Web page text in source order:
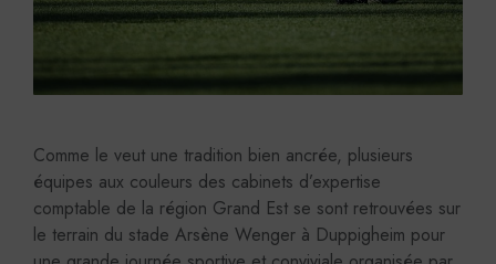
Comme le veut une tradition bien ancrée, plusieurs
équipes aux couleurs des cabinets d’expertise
comptable de la région Grand Est se sont retrouvées sur
le terrain du stade Arsène Wenger à Duppigheim pour